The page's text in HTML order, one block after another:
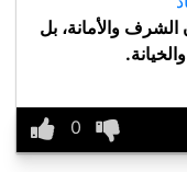
الشرف والأمانة، بل